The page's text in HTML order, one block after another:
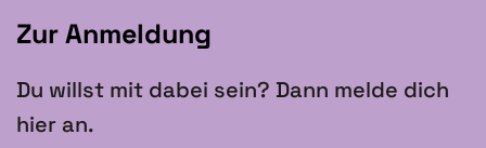
Zur Anmeldung
Du willst mit dabei sein? Dann melde dich
hier an.